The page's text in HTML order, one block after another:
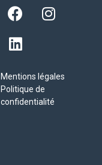
Mentions légales
Politique de
confidentialité